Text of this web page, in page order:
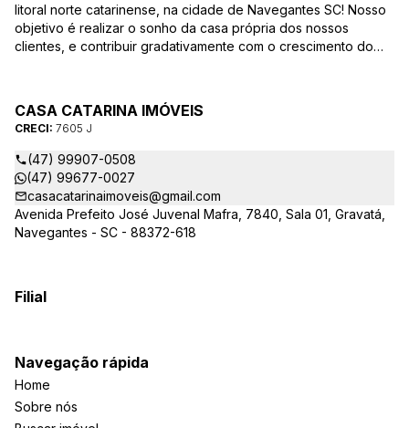
litoral norte catarinense, na cidade de Navegantes SC! Nosso
objetivo é realizar o sonho da casa própria dos nossos
clientes, e contribuir gradativamente com o crescimento do
CASA CATARINA IMÓVEIS
CRECI: 7605 J
(47) 99907-0508
(47) 99677-0027
casacatarinaimoveis@gmail.com
Avenida Prefeito José Juvenal Mafra, 7840, Sala 01, Gravatá,
Navegantes - SC - 88372-618
Filial
Navegação rápida
Home
Sobre nós